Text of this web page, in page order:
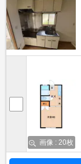
画像 : 20枚